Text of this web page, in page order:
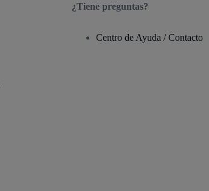
¿Tiene preguntas?
Centro de Ayuda / Contacto